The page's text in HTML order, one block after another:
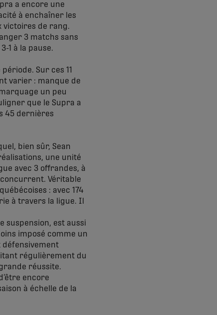
a encore une
à enchaîner les
victoires de rang.
3 matchs sans
1 à la pause.
Sur ces 11
varier : manque de
un peu
que le Supra a
45 dernières
bien sûr, Sean
une unité
avec 3 offrandes, à
concurrent. Véritable
: avec 174
à travers la ligue. Il
suspension, est aussi
imposé comme un
défensivement
régulièrement du
réussite.
encore
à échelle de la